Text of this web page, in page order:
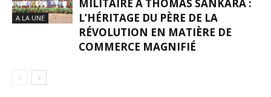
A LA UNE
MILITAIRE À THOMAS SANKARA :
L’HÉRITAGE DU PÈRE DE LA
RÉVOLUTION EN MATIÈRE DE
COMMERCE MAGNIFIÉ